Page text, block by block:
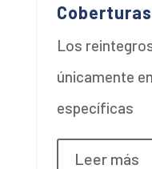
Los
únicamente
específicas
Leer más